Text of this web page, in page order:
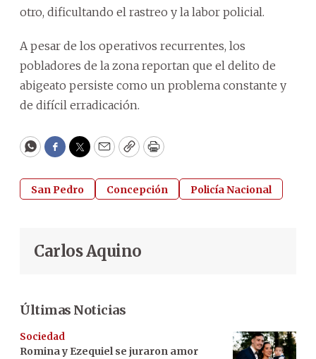
otro, dificultando el rastreo y la labor policial.
A pesar de los operativos recurrentes, los
pobladores de la zona reportan que el delito de
abigeato persiste como un problema constante y
de difícil erradicación.
WhatsApp
Facebook
Twitter
EmailCopyPrint
San Pedro Concepción Policía Nacional
Carlos Aquino
Últimas Noticias
Sociedad
Romina y Ezequiel se juraron amor